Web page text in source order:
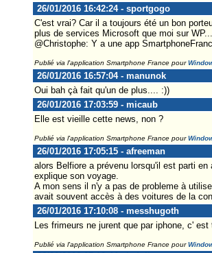
26/01/2016 16:42:24 - sportgogo
C'est vrai? Car il a toujours été un bon
plus de services Microsoft que moi sur
@Christophe: Y a une app
Publié via l'application Smartphone France pour
26/01/2016 16:57:04 - manunok
Oui bah çà fait qu'un de plus.... :))
26/01/2016 17:03:59 - micaub
Elle est vieille cette news, non ?
Publié via l'application Smartphone France pour
26/01/2016 17:05:15 - afreeman
alors Belfiore a prévenu lorsqu'il est parti
explique son voyage.
A mon sens il n'y a pas de probleme à
avait souvent accès à des voitures de la
26/01/2016 17:10:08 - messhugoth
Les frimeurs ne jurent que par iphone, c' est
Publié via l'application Smartphone France pour